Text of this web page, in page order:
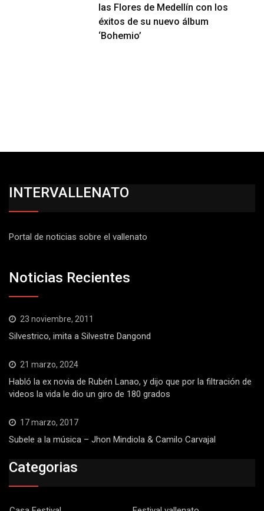
las Flores de Medellín con los
éxitos de su nuevo álbum
‘Bohemio’
INTERVALLENATO
Portal de noticias sobre el vallenato
Noticias Recientes
23 noviembre, 2011
Silvestrico, imita a Silvestre Dangond
21 marzo, 2024
Habló la ex novia de Rubén Lanao, y dijo que por la filtración de
videos la vida le dio un giro de 180 grados
17 marzo, 2017
Subele a la música – Jhon Mindiola & Camilo Carvajal
Categorias